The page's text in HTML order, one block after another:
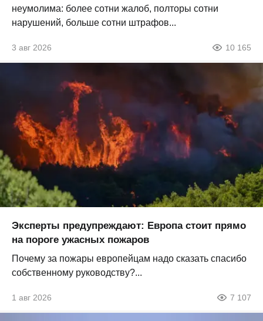
неумолима: более сотни жалоб, полторы сотни
нарушений, больше сотни штрафов...
3 авг 2026 10 165
Эксперты предупреждают: Европа стоит прямо
на пороге ужасных пожаров
Почему за пожары европейцам надо сказать спасибо
собственному руководству?...
1 авг 2026 7 107